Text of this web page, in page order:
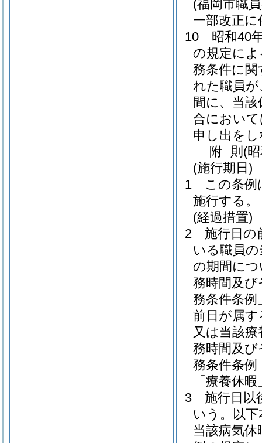
(福岡市職
一部改正
10
昭和40
の規定に
務条件に
れた職員
間に、当
合におい
申し出を
附 則 (
(施行期日)
1
この条例
施行する。
(経過措置)
2
施行日の
いる職員
の期間に
務時間及
務条件条
前日が属
又は当該
務時間及
務条件条
「療養休
3
施行日以
いう。以
当該病気